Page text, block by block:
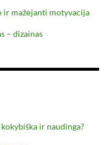
ir mažėjanti motyvacija
– dizainas
ir naudinga?